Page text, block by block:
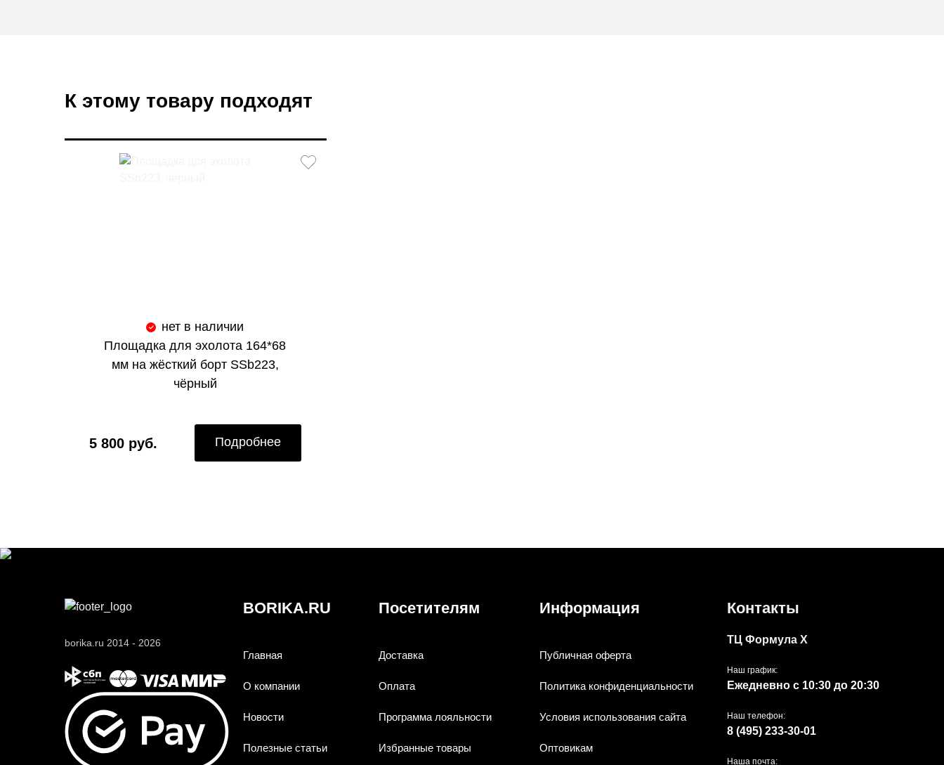
К этому товару подходят
нет в наличии
Площадка для эхолота 164*68
мм на жёсткий борт SSb223,
чёрный
5 800 руб. Подробнее
borika.ru 2014 - 2026
BORIKA.RU
Главная
О компании
Новости
Полезные статьи
Посетителям
Доставка
Оплата
Программа лояльности
Избранные товары
Информация
Публичная оферта
Политика конфиденциальности
Условия использования сайта
Оптовикам
Контакты
ТЦ Формула Х
Наш график:
Ежедневно с 10:30 до 20:30
Наш телефон:
8 (495) 233-30-01
Наша почта: